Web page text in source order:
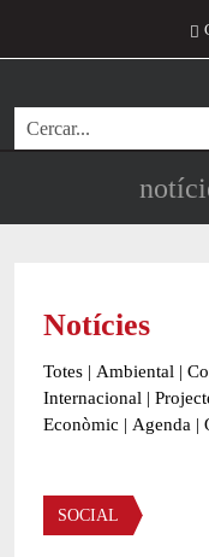
Cerca
Notícies
Totes | Ambiental |
Internacional |
Econòmic | Agenda |
Àmbit de la notícia
SOCIAL